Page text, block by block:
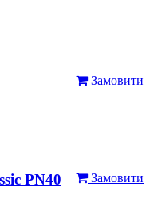
Замовити
Замовити
PN40